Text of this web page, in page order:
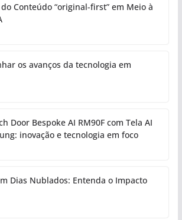
Conteúdo “original-first” em Meio à
os avanços da tecnologia em
Door Bespoke AI RM90F com Tela AI
inovação e tecnologia em foco
Dias Nublados: Entenda o Impacto